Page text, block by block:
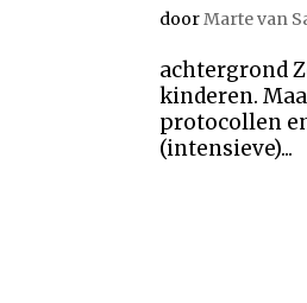
doorMarte van
achtergrond
kinderen.
protocollen
(intensieve)...